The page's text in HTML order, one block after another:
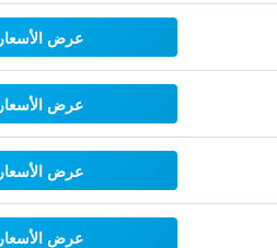
عرض الأسعار
عرض الأسعار
عرض الأسعار
عرض الأسعار